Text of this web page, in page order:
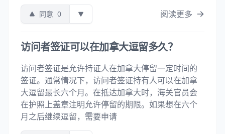
同意 0 阅读更多
访问者签证可以在加拿大逗留多久？
访问者签证是允许持证人在加拿大停留一定时间的
签证。通常情况下，访问者签证持有人可以在加拿
大逗留最长六个月。在抵达加拿大时，海关官员会
在护照上盖章注明允许停留的期限。如果想在六个
月之后继续逗留，需要申请